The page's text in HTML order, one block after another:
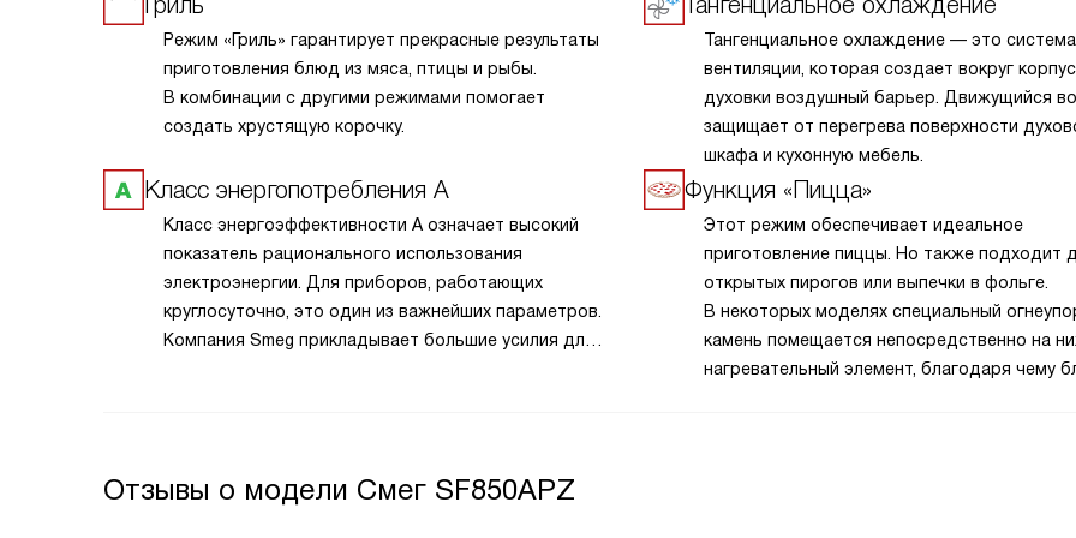
Режим «Гриль» гарантирует прекрасные результаты
приготовления блюд из мяса, птицы и рыбы.
В комбинации с другими режимами помогает
создать хрустящую корочку.
Класс энергопотребления А
Класс энергоэффективности А означает высокий
показатель рационального использования
электроэнергии. Для приборов, работающих
круглосуточно, это один из важнейших параметров.
Компания Smeg прикладывает большие усилия для
Тангенциальное охлаждение — это система
вентиляции, которая создает вокруг
духовки воздушный барьер. Движущийся
защищает от перегрева поверхности
шкафа и кухонную мебель.
Функция «Пицца»
Этот режим обеспечивает идеальное
приготовление пиццы. Но также подходит
открытых пирогов или выпечки в фольге.
В некоторых моделях специальный
камень помещается непосредственно на
нагревательный элемент, благодаря чему
Отзывы о модели Смег SF850APZ